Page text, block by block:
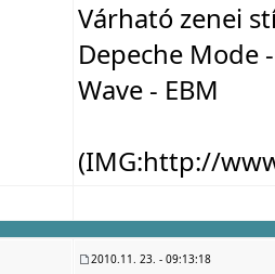
Várható zenei
Depeche Mode
Wave - EBM
(IMG:http://
2010.11. 23. - 09:13:18